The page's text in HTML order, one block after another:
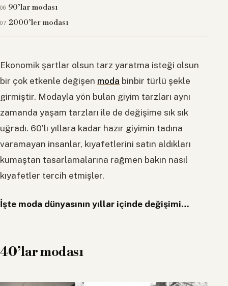
90’lar modası
2000’ler modası
Ekonomik şartlar olsun tarz yaratma isteği olsun
bir çok etkenle değişen moda binbir türlü şekle
girmiştir. Modayla yön bulan giyim tarzları aynı
zamanda yaşam tarzları ile de değişime sık sık
uğradı. 60’lı yıllara kadar hazır giyimin tadına
varamayan insanlar, kıyafetlerini satın aldıkları
kumaştan tasarlamalarına rağmen bakın nasıl
kıyafetler tercih etmişler.
İşte moda dünyasının yıllar içinde değişimi…
40’lar modası